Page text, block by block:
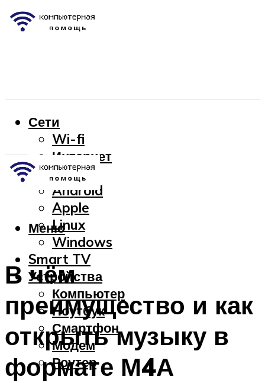
Сети
Wi-fi
Интернет
OC
Android
Apple
Linux
Windows
Smart TV
Устройства
Компьютер
Ноутбук
Смартфон
Модем
Роутер
Меню
В чём
преимущество и как
открыть музыку в
формате М4А